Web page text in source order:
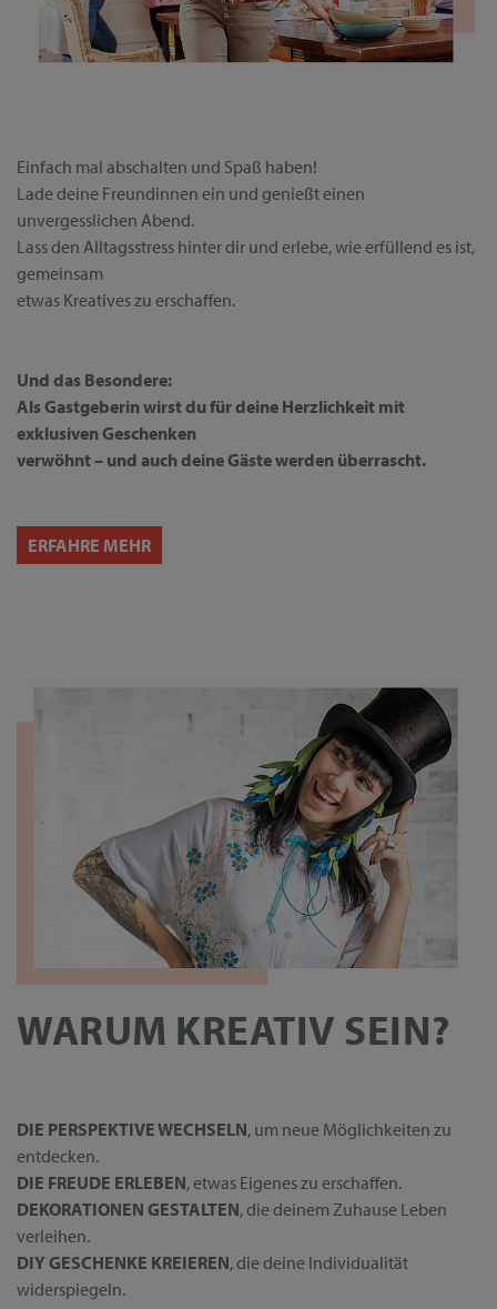
Einfach mal abschalten und Spaß haben!
Lade deine Freundinnen ein und genießt einen
unvergesslichen Abend.
Lass den Alltagsstress hinter dir und erlebe, wie erfüllend es ist,
gemeinsam
etwas Kreatives zu erschaffen.
Und das Besondere:
Als Gastgeberin wirst du für deine Herzlichkeit mit
exklusiven Geschenken
verwöhnt – und auch deine Gäste werden überrascht.
ERFAHRE MEHR
WARUM KREATIV SEIN?
DIE PERSPEKTIVE WECHSELN, um neue Möglichkeiten zu
entdecken.
DIE FREUDE ERLEBEN, etwas Eigenes zu erschaffen.
DEKORATIONEN GESTALTEN, die deinem Zuhause Leben
verleihen.
DIY GESCHENKE KREIEREN, die deine Individualität
widerspiegeln.